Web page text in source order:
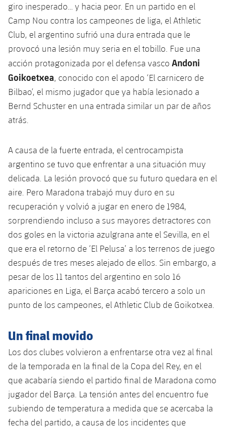
giro inesperado… y hacia peor. En un partido en el
Camp Nou contra los campeones de liga, el Athletic
Club, el argentino sufrió una dura entrada que le
provocó una lesión muy seria en el tobillo. Fue una
acción protagonizada por el defensa vasco Andoni
Goikoetxea, conocido con el apodo ‘El carnicero de
Bilbao’, el mismo jugador que ya había lesionado a
Bernd Schuster en una entrada similar un par de años
atrás.
A causa de la fuerte entrada, el centrocampista
argentino se tuvo que enfrentar a una situación muy
delicada. La lesión provocó que su futuro quedara en el
aire. Pero Maradona trabajó muy duro en su
recuperación y volvió a jugar en enero de 1984,
sorprendiendo incluso a sus mayores detractores con
dos goles en la victoria azulgrana ante el Sevilla, en el
que era el retorno de ‘El Pelusa’ a los terrenos de juego
después de tres meses alejado de ellos. Sin embargo, a
pesar de los 11 tantos del argentino en solo 16
apariciones en Liga, el Barça acabó tercero a solo un
punto de los campeones, el Athletic Club de Goikotxea.
Un final movido
Los dos clubes volvieron a enfrentarse otra vez al final
de la temporada en la final de la Copa del Rey, en el
que acabaría siendo el partido final de Maradona como
jugador del Barça. La tensión antes del encuentro fue
subiendo de temperatura a medida que se acercaba la
fecha del partido, a causa de los incidentes que